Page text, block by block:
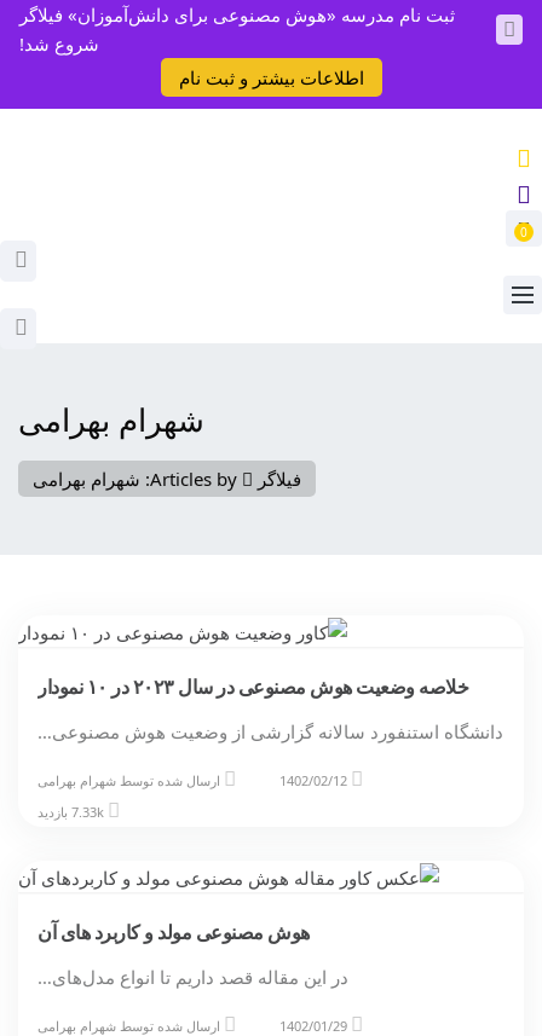
ثبت نام مدرسه «هوش مصنوعی برای دانش‌آموزان» فیلاگر
شروع شد!
اطلاعات بیشتر و ثبت نام
0
شهرام بهرامی
فیلاگر Articles by: شهرام بهرامی
خلاصه وضعیت هوش مصنوعی در سال ۲۰۲۳ در ۱۰ نمودار
دانشگاه استنفورد سالانه گزارشی از وضعیت هوش مصنوعی…
1402/02/12 ارسال شده توسط شهرام بهرامی
هوش مصنوعی مولد و کاربرد‌ های آن
در این مقاله قصد داریم تا انواع مدل‌های…
1402/01/29 ارسال شده توسط شهرام بهرامی